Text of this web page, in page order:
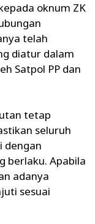
oknum ZK
telah
diatur dalam
Satpol PP dan
tetap
seluruh
dengan
berlaku. Apabila
adanya
sesuai